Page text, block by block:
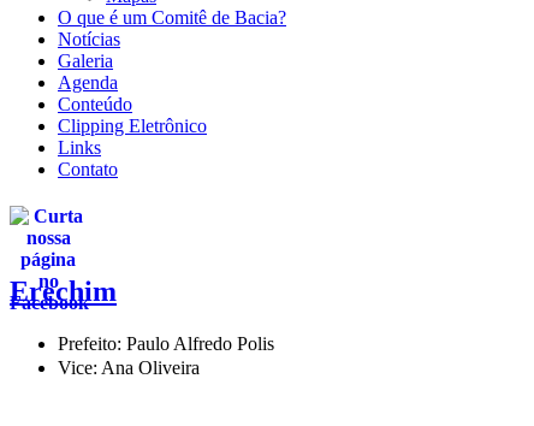
O que é um Comitê de Bacia?
Notícias
Galeria
Agenda
Conteúdo
Clipping Eletrônico
Links
Contato
Erechim
Prefeito: Paulo Alfredo Polis
Vice: Ana Oliveira